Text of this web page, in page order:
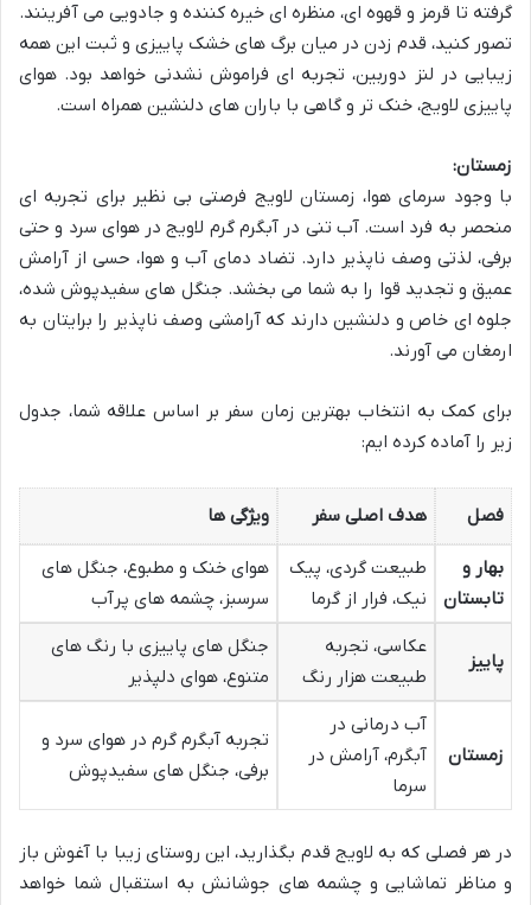
گرفته تا قرمز و قهوه ای، منظره ای خیره کننده و جادویی می آفرینند.
تصور کنید، قدم زدن در میان برگ های خشک پاییزی و ثبت این همه
زیبایی در لنز دوربین، تجربه ای فراموش نشدنی خواهد بود. هوای
پاییزی لاویج، خنک تر و گاهی با باران های دلنشین همراه است.
زمستان:
با وجود سرمای هوا، زمستان لاویج فرصتی بی نظیر برای تجربه ای
منحصر به فرد است. آب تنی در آبگرم گرم لاویج در هوای سرد و حتی
برفی، لذتی وصف ناپذیر دارد. تضاد دمای آب و هوا، حسی از آرامش
عمیق و تجدید قوا را به شما می بخشد. جنگل های سفیدپوش شده،
جلوه ای خاص و دلنشین دارند که آرامشی وصف ناپذیر را برایتان به
ارمغان می آورند.
برای کمک به انتخاب بهترین زمان سفر بر اساس علاقه شما، جدول
زیر را آماده کرده ایم:
فصل هدف اصلی سفر ویژگی ها
بهار و
تابستان
طبیعت گردی، پیک
نیک، فرار از گرما
هوای خنک و مطبوع، جنگل های
سرسبز، چشمه های پرآب
پاییز
عکاسی، تجربه
طبیعت هزار رنگ
جنگل های پاییزی با رنگ های
متنوع، هوای دلپذیر
زمستان
آب درمانی در
آبگرم، آرامش در
سرما
تجربه آبگرم گرم در هوای سرد و
برفی، جنگل های سفیدپوش
در هر فصلی که به لاویج قدم بگذارید، این روستای زیبا با آغوش باز
و مناظر تماشایی و چشمه های جوشانش به استقبال شما خواهد